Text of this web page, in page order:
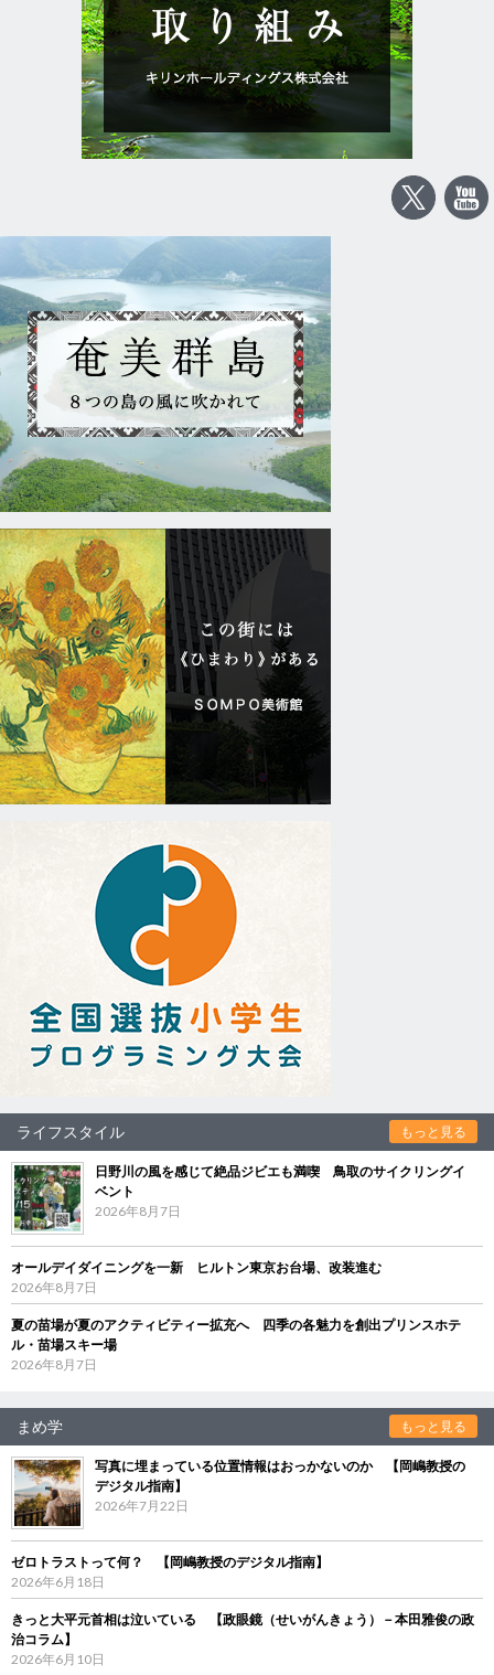
ライフスタイル もっと見る
日野川の風を感じて絶品ジビエも満喫 鳥取のサイクリングイ
ベント
2026年8月7日
オールデイダイニングを一新 ヒルトン東京お台場、改装進む
2026年8月7日
夏の苗場が夏のアクティビティー拡充へ 四季の各魅力を創出プリンスホテ
ル・苗場スキー場
2026年8月7日
まめ学 もっと見る
写真に埋まっている位置情報はおっかないのか 【岡嶋教授の
デジタル指南】
2026年7月22日
ゼロトラストって何？ 【岡嶋教授のデジタル指南】
2026年6月18日
きっと大平元首相は泣いている 【政眼鏡（せいがんきょう）－本田雅俊の政
治コラム】
2026年6月10日